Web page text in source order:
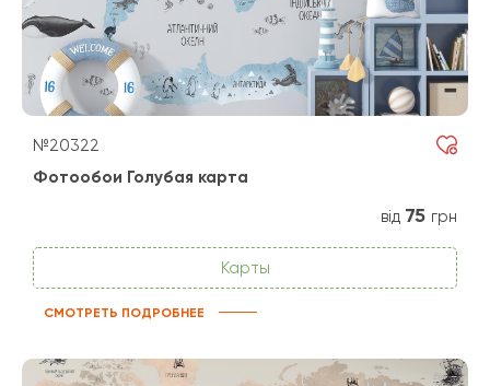
№20322
Фотообои Голубая карта
від 75 грн
Карты
СМОТРЕТЬ ПОДРОБНЕЕ